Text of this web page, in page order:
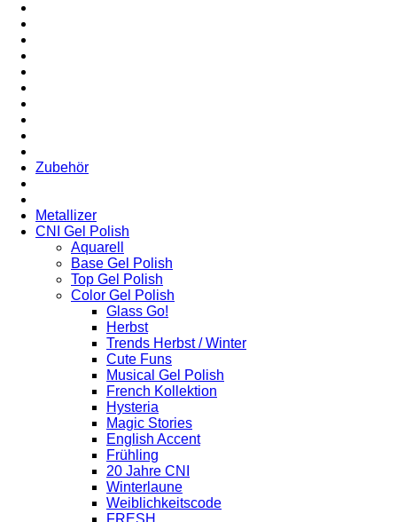
Zubehör
Metallizer
CNI Gel Polish
Aquarell
Base Gel Polish
Top Gel Polish
Color Gel Polish
Glass Go!
Herbst
Trends Herbst / Winter
Cute Funs
Musical Gel Polish
French Kollektion
Hysteria
Magic Stories
English Accent
Frühling
20 Jahre CNI
Winterlaune
Weiblichkeitscode
FRESH